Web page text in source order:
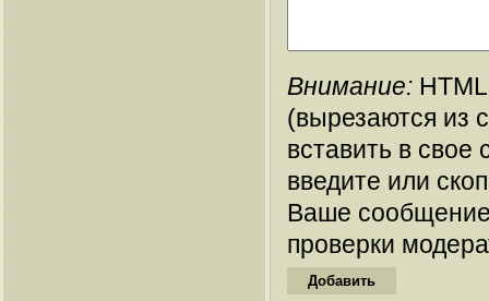
Внимание:
(вырезаются из
вставить в
введите или
Ваше
проверки